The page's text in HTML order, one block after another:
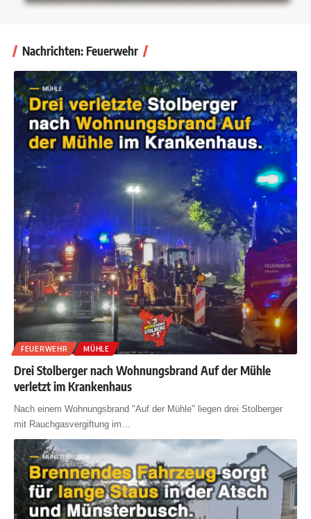
Nachrichten: Feuerwehr
FEUERWEHR MÜHLE
Drei Stolberger nach Wohnungsbrand Auf der Mühle
verletzt im Krankenhaus
Nach einem Wohnungsbrand "Auf der Mühle" liegen drei Stolberger
mit Rauchgasvergiftung im